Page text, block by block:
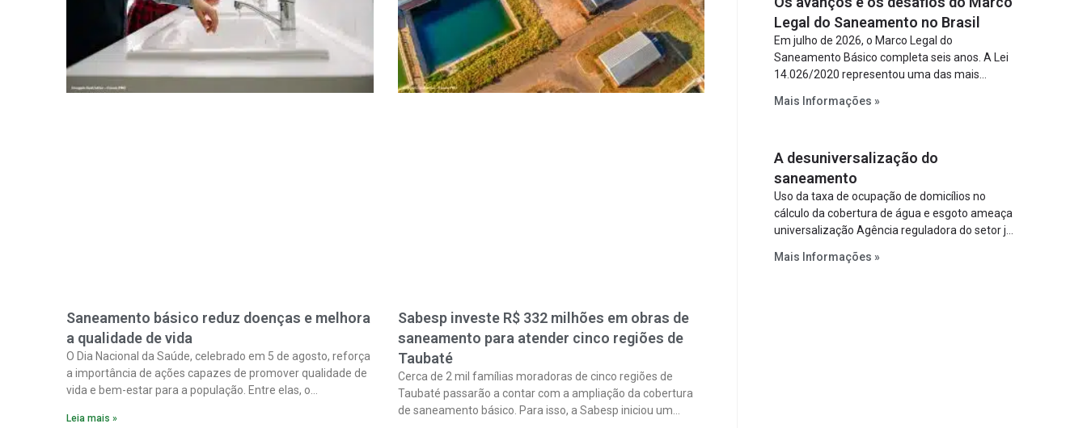
Saneamento básico reduz doenças e melhora
a qualidade de vida
O Dia Nacional da Saúde, celebrado em 5 de agosto, reforça
a importância de ações capazes de promover qualidade de
vida e bem-estar para a população. Entre elas, o
serviços de coleta e tratamento de esgoto contribui
Leia mais »
Sabesp investe R$ 332 milhões em obras de
saneamento para atender cinco regiões de
Taubaté
Cerca de 2 mil famílias moradoras de cinco regiões de
Taubaté passarão a contar com a ampliação da cobertura
de saneamento básico. Para isso, a Sabesp iniciou um
Legal do Saneamento no Brasil
Em julho de 2026, o Marco Legal do
Saneamento Básico completa seis anos. A Lei
14.026/2020 representou uma das mais
estabelecer metas claras para a
papel regulador da Agência Nacional de Águas
e Saneamento Básico (ANA) e criar
mecanismos voltados à segurança jurídica dos
contratos.
Mais Informações »
A desuniversalização do
saneamento
Uso da taxa de ocupação de domicílios no
cálculo da cobertura de água e esgoto ameaça
universalização Agência reguladora do setor já
de variável demográfica.
Mais Informações »